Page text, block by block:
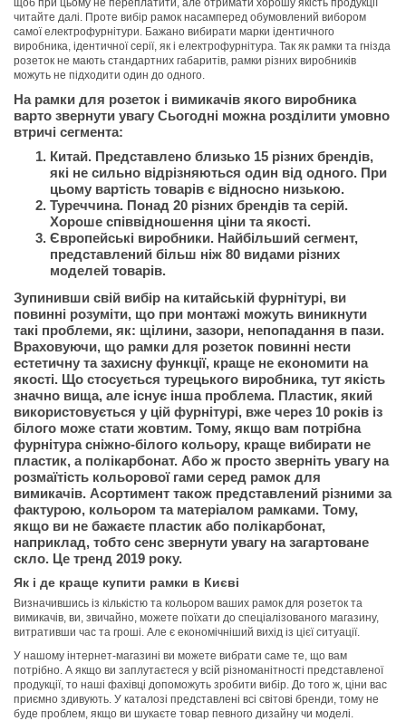
щоб при цьому не переплатити, але отримати хорошу якість продукції
читайте далі. Проте вибір рамок насамперед обумовлений вибором
самої електрофурнітури. Бажано вибирати марки ідентичного
виробника, ідентичної серії, як і електрофурнітура. Так як рамки та гнізда
розеток не мають стандартних габаритів, рамки різних виробників
можуть не підходити один до одного.
На рамки для розеток і вимикачів якого виробника
варто звернути увагу Сьогодні можна розділити умовно
втричі сегмента:
Китай. Представлено близько 15 різних брендів,
які не сильно відрізняються один від одного. При
цьому вартість товарів є відносно низькою.
Туреччина. Понад 20 різних брендів та серій.
Хороше співвідношення ціни та якості.
Європейські виробники. Найбільший сегмент,
представлений більш ніж 80 видами різних
моделей товарів.
Зупинивши свій вибір на китайській фурнітурі, ви
повинні розуміти, що при монтажі можуть виникнути
такі проблеми, як: щілини, зазори, непопадання в пази.
Враховуючи, що рамки для розеток повинні нести
естетичну та захисну функції, краще не економити на
якості. Що стосується турецького виробника, тут якість
значно вища, але існує інша проблема. Пластик, який
використовується у цій фурнітурі, вже через 10 років із
білого може стати жовтим. Тому, якщо вам потрібна
фурнітура сніжно-білого кольору, краще вибирати не
пластик, а полікарбонат. Або ж просто зверніть увагу на
розмаїтість кольорової гами серед рамок для
вимикачів. Асортимент також представлений різними за
фактурою, кольором та матеріалом рамками. Тому,
якщо ви не бажаєте пластик або полікарбонат,
наприклад, тобто сенс звернути увагу на загартоване
скло. Це тренд 2019 року.
Як і де краще купити рамки в Києві
Визначившись із кількістю та кольором ваших рамок для розеток та
вимикачів, ви, звичайно, можете поїхати до спеціалізованого магазину,
витративши час та гроші. Але є економічніший вихід із цієї ситуації.
У нашому інтернет-магазині ви можете вибрати саме те, що вам
потрібно. А якщо ви заплутаєтеся у всій різноманітності представленої
продукції, то наші фахівці допоможуть зробити вибір. До того ж, ціни вас
приємно здивують. У каталозі представлені всі світові бренди, тому не
буде проблем, якщо ви шукаєте товар певного дизайну чи моделі.